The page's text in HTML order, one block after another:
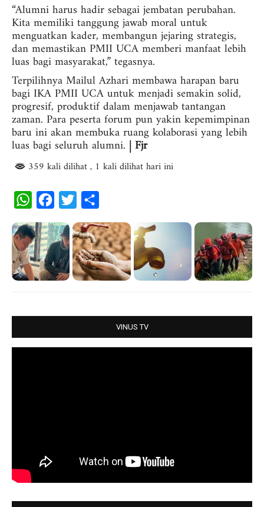
“Alumni harus hadir sebagai jembatan perubahan.
Kita memiliki tanggung jawab moral untuk
menguatkan kader, membangun jejaring strategis,
dan memastikan PMII UCA memberi manfaat lebih
luas bagi masyarakat,” tegasnya.
Terpilihnya Mailul Azhari membawa harapan baru
bagi IKA PMII UCA untuk menjadi semakin solid,
progresif, produktif dalam menjawab tantangan
zaman. Para peserta forum pun yakin kepemimpinan
baru ini akan membuka ruang kolaborasi yang lebih
luas bagi seluruh alumni. | Fjr
359 kali dilihat, 1 kali dilihat hari ini
W
a
t
s
c
e
b
i
t
t
a
r
e
VINUS TV